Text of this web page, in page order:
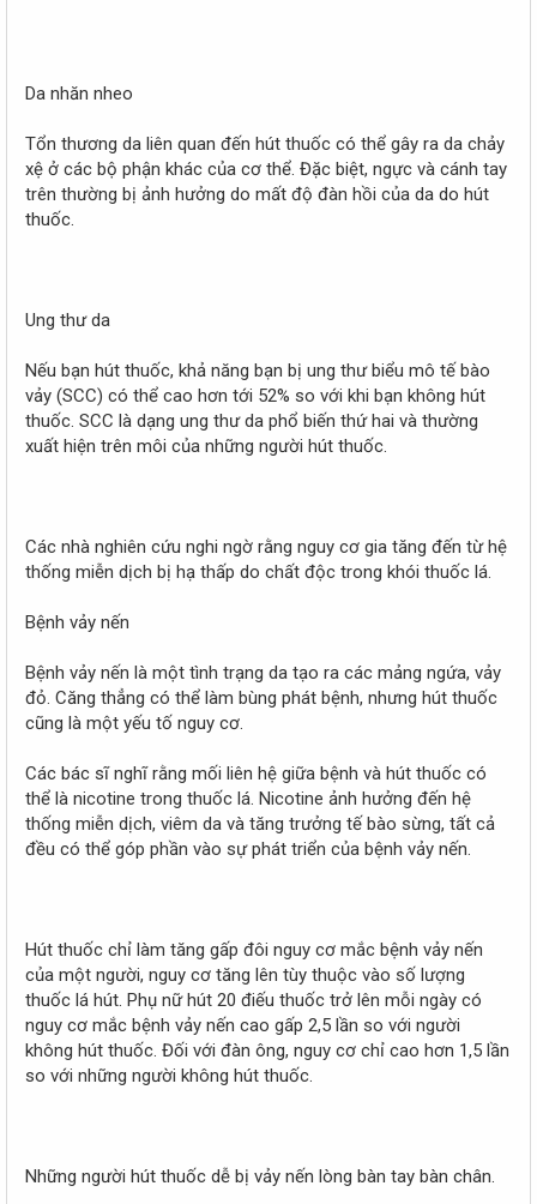
Da nhăn nheo
Tổn thương da liên quan đến hút thuốc có thể gây ra da chảy
xệ ở các bộ phận khác của cơ thể. Đặc biệt, ngực và cánh tay
trên thường bị ảnh hưởng do mất độ đàn hồi của da do hút
thuốc.
Ung thư da
Nếu bạn hút thuốc, khả năng bạn bị ung thư biểu mô tế bào
vảy (SCC) có thể cao hơn tới 52% so với khi bạn không hút
thuốc. SCC là dạng ung thư da phổ biến thứ hai và thường
xuất hiện trên môi của những người hút thuốc.
Các nhà nghiên cứu nghi ngờ rằng nguy cơ gia tăng đến từ hệ
thống miễn dịch bị hạ thấp do chất độc trong khói thuốc lá.
Bệnh vảy nến
Bệnh vảy nến là một tình trạng da tạo ra các mảng ngứa, vảy
đỏ. Căng thẳng có thể làm bùng phát bệnh, nhưng hút thuốc
cũng là một yếu tố nguy cơ.
Các bác sĩ nghĩ rằng mối liên hệ giữa bệnh và hút thuốc có
thể là nicotine trong thuốc lá. Nicotine ảnh hưởng đến hệ
thống miễn dịch, viêm da và tăng trưởng tế bào sừng, tất cả
đều có thể góp phần vào sự phát triển của bệnh vảy nến.
Hút thuốc chỉ làm tăng gấp đôi nguy cơ mắc bệnh vảy nến
của một người, nguy cơ tăng lên tùy thuộc vào số lượng
thuốc lá hút. Phụ nữ hút 20 điếu thuốc trở lên mỗi ngày có
nguy cơ mắc bệnh vảy nến cao gấp 2,5 lần so với người
không hút thuốc. Đối với đàn ông, nguy cơ chỉ cao hơn 1,5 lần
so với những người không hút thuốc.
Những người hút thuốc dễ bị vảy nến lòng bàn tay bàn chân.